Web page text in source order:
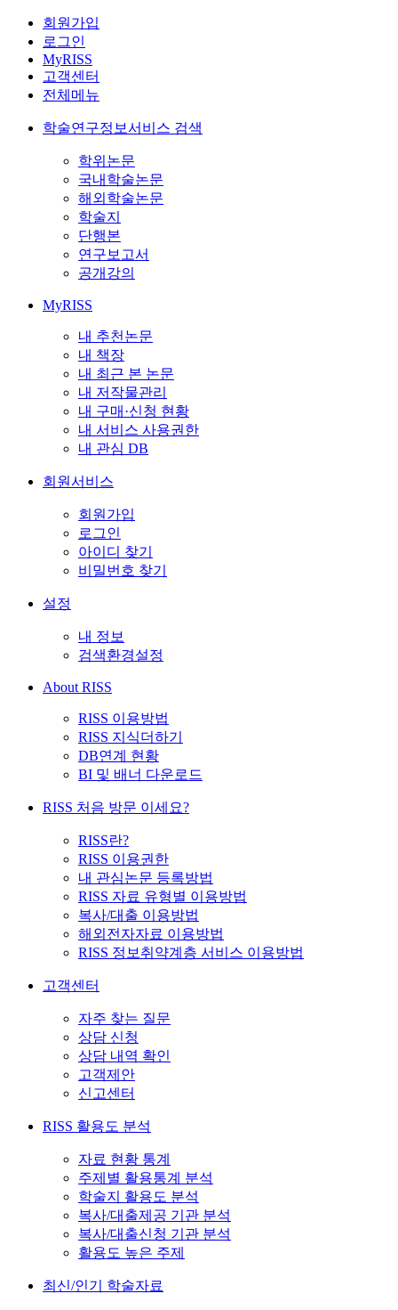
회원가입
로그인
MyRISS
고객센터
전체메뉴
학술연구정보서비스 검색
학위논문
국내학술논문
해외학술논문
학술지
단행본
연구보고서
공개강의
MyRISS
내 추천논문
내 책장
내 최근 본 논문
내 저작물관리
내 구매·신청 현황
내 서비스 사용권한
내 관심 DB
회원서비스
회원가입
로그인
아이디 찾기
비밀번호 찾기
설정
내 정보
검색환경설정
About RISS
RISS 이용방법
RISS 지식더하기
DB연계 현황
BI 및 배너 다운로드
RISS 처음 방문 이세요?
RISS란?
RISS 이용권한
내 관심논문 등록방법
RISS 자료 유형별 이용방법
복사/대출 이용방법
해외전자자료 이용방법
RISS 정보취약계층 서비스 이용방법
고객센터
자주 찾는 질문
상담 신청
상담 내역 확인
고객제안
신고센터
RISS 활용도 분석
자료 현황 통계
주제별 활용통계 분석
학술지 활용도 분석
복사/대출제공 기관 분석
복사/대출신청 기관 분석
활용도 높은 주제
최신/인기 학술자료